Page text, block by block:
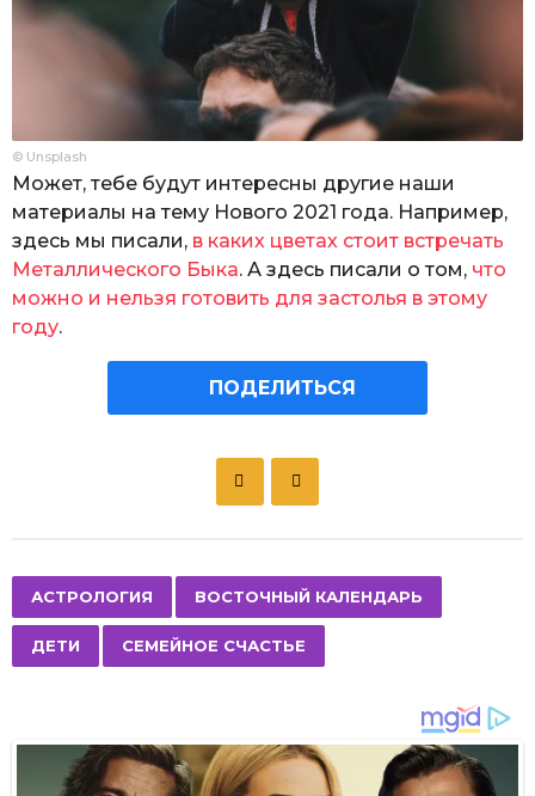
© Unsplash
Может, тебе будут интересны другие наши
материалы на тему Нового 2021 года. Например,
здесь мы писали, в каких цветах стоит встречать
Металлического Быка. А здесь писали о том, что
можно и нельзя готовить для застолья в этому
году.
ПОДЕЛИТЬСЯ
P
a
g
a
АСТРОЛОГИЯ ВОСТОЧНЫЙ КАЛЕНДАРЬ
ДЕТИ СЕМЕЙНОЕ СЧАСТЬЕ